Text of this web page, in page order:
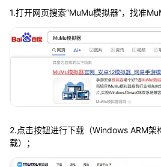
1.打开网页搜索“MuMu模拟器”，找准
2.点击按钮进行下载（Windows ARM架
载）；